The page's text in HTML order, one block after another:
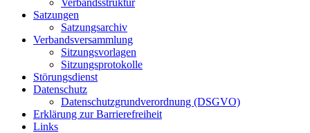
Satzungen
Satzungsarchiv
Verbandsversammlung
Sitzungsvorlagen
Sitzungsprotokolle
Störungsdienst
Datenschutz
Datenschutzgrundverordnung (DSGVO)
Erklärung zur Barrierefreiheit
Links